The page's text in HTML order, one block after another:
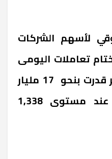
لأسهم الشركات
تعاملات اليومى
الثلاثاء ، تحقيق خسائر قدرت بنحو 17 مليار
جنيه، ليسجل إغلاق عند مستوى 1,338